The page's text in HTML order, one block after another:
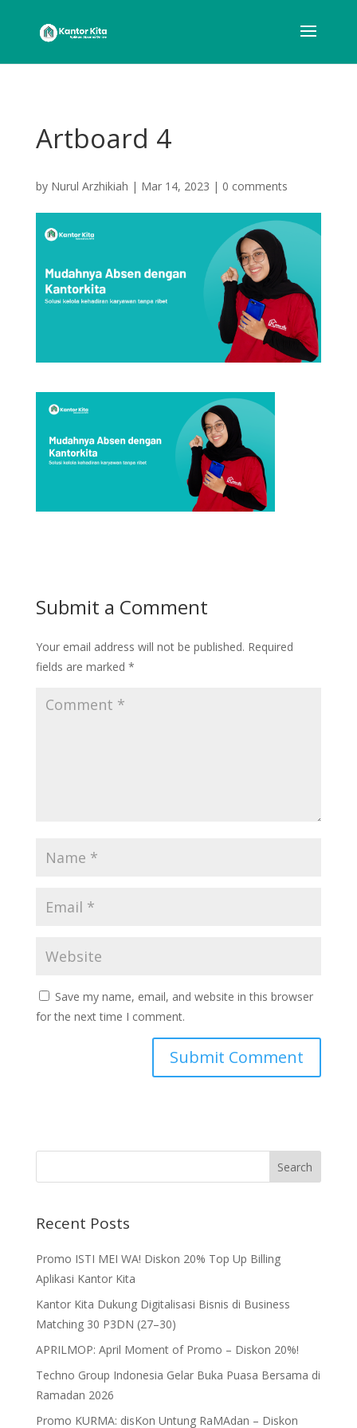
Artboard 4
by Nurul Arzhikiah | Mar 14, 2023 | 0 comments
Submit a Comment
Your email address will not be published. Required
fields are marked *
Save my name, email, and website in this browser
for the next time I comment.
Recent Posts
Promo ISTI MEI WA! Diskon 20% Top Up Billing
Aplikasi Kantor Kita
Kantor Kita Dukung Digitalisasi Bisnis di Business
Matching 30 P3DN (27–30)
APRILMOP: April Moment of Promo – Diskon 20%!
Techno Group Indonesia Gelar Buka Puasa Bersama di
Ramadan 2026
Promo KURMA: disKon Untung RaMAdan – Diskon